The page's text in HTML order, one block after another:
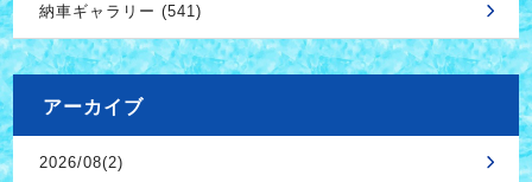
納車ギャラリー (541)
アーカイブ
2026/08(2)